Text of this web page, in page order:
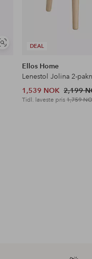
Vis
DEAL
Ellos Home
Lenestol Jolina 2-
1,539 NOK 2,199
Tidl. laveste pris1,759